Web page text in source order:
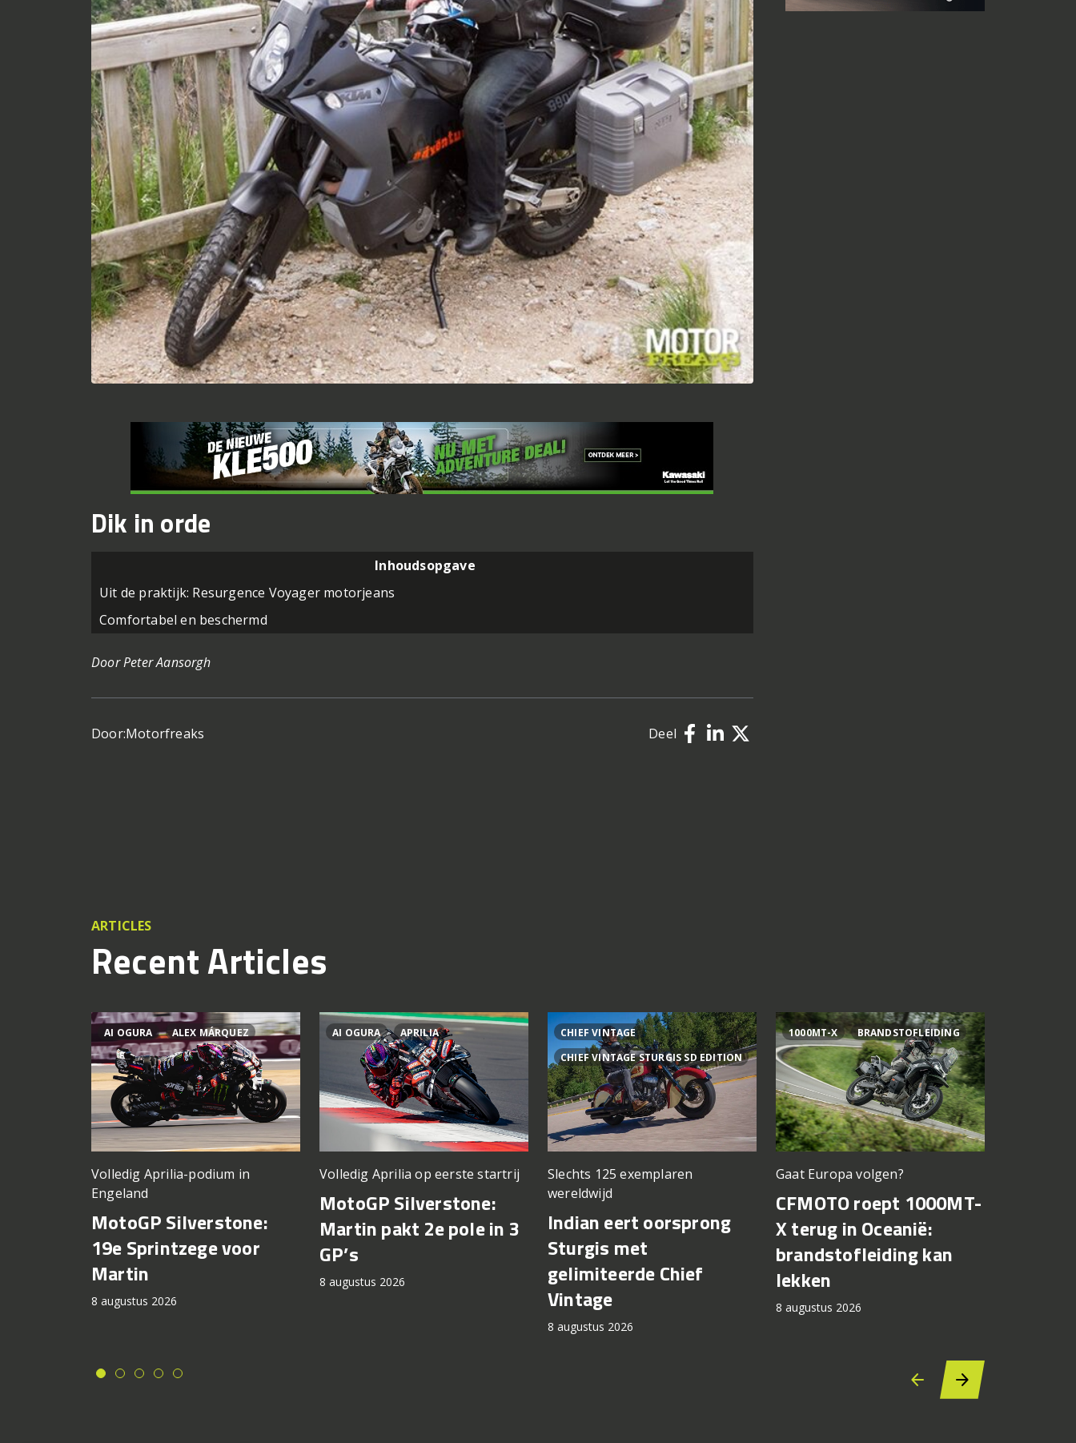
Dik in orde
Inhoudsopgave
Uit de praktijk: Resurgence Voyager motorjeans
Comfortabel en beschermd
Door Peter Aansorgh
Door:Motorfreaks Deel
ARTICLES
Recent Articles
AI OGURA ALEX MÁRQUEZ
Volledig Aprilia-podium in
Engeland
MotoGP Silverstone:
19e Sprintzege voor
Martin
8 augustus 2026
AI OGURA APRILIA
Volledig Aprilia op eerste startrij
MotoGP Silverstone:
Martin pakt 2e pole in 3
GP’s
8 augustus 2026
CHIEF VINTAGE
CHIEF VINTAGE STURGIS SD EDITION
Slechts 125 exemplaren
wereldwijd
Indian eert oorsprong
Sturgis met
gelimiteerde Chief
Vintage
8 augustus 2026
1000MT-X BRANDSTOFLEIDING
Gaat Europa volgen?
CFMOTO roept 1000MT-
X terug in Oceanië:
brandstofleiding kan
lekken
8 augustus 2026